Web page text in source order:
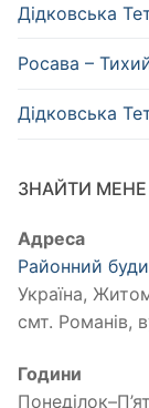
Дідковська
Росава –
Дідковська
ЗНАЙТИ МЕНЕ
Адреса
Районний
Україна,
смт. Романів,
Години